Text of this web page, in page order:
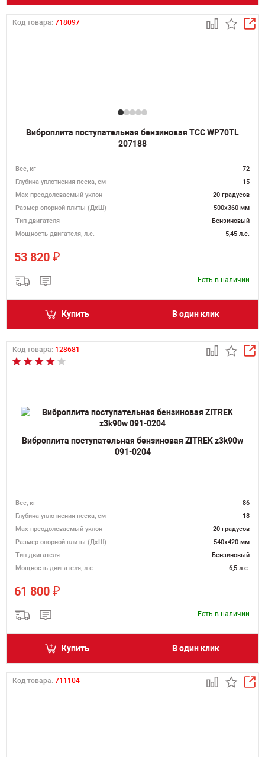
Код товара: 718097
Виброплита поступательная бензиновая ТСС WP70TL
207188
Вес, кг
72
Глубина уплотнения песка, см
15
Max преодолеваемый уклон
20 градусов
Размер опорной плиты (ДхШ)
500х360 мм
Тип двигателя
Бензиновый
Мощность двигателя, л.с.
5,45 л.с.
53 820 ₽
Есть в наличии
Купить В один клик
Код товара: 128681
Виброплита поступательная бензиновая ZITREK z3k90w
091-0204
Вес, кг
86
Глубина уплотнения песка, см
18
Max преодолеваемый уклон
20 градусов
Размер опорной плиты (ДхШ)
540х420 мм
Тип двигателя
Бензиновый
Мощность двигателя, л.с.
6,5 л.с.
61 800 ₽
Есть в наличии
Купить В один клик
Код товара: 711104